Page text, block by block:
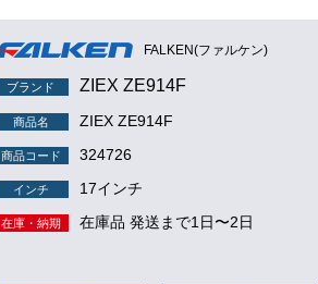
FALKEN(ファルケン)
ブランド ZIEX ZE914F
商品名 ZIEX ZE914F
商品コード 324726
インチ 17インチ
在庫・納期 在庫品 発送まで1日〜2日